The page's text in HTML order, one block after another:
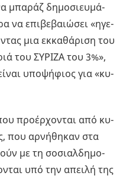
μπα­ράζ δη­μο­σιευ­μά­
να επι­βε­βαιώ­σει «ηγε­
μια εκ­κα­θά­ρι­ση του
του ΣΥ­ΡΙ­ΖΑ του 3%»,
υπο­ψή­φιος για «κυ­
προ­έρ­χο­νται από κυ­
που αρ­νή­θη­καν στα
με τη σο­σιαλ­δη­μο­
υπό την απει­λή της